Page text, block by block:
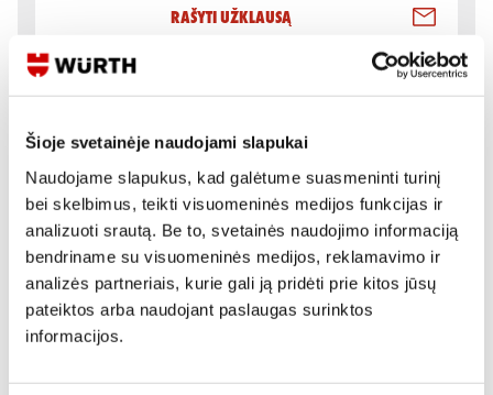
Šioje svetainėje naudojami slapukai
Naudojame slapukus, kad galėtume suasmeninti turinį
bei skelbimus, teikti visuomeninės medijos funkcijas ir
analizuoti srautą. Be to, svetainės naudojimo informaciją
bendriname su visuomeninės medijos, reklamavimo ir
analizės partneriais, kurie gali ją pridėti prie kitos jūsų
pateiktos arba naudojant paslaugas surinktos
informacijos.
Rašyti užklausą
Reikia daugiau informacijos?
Rodyti artimiausią parduotuvę
Skambinti:+370 694 91387
Produkto aprašymas
Raudonas tirštas tepalas, 400 g, 12 vnt.